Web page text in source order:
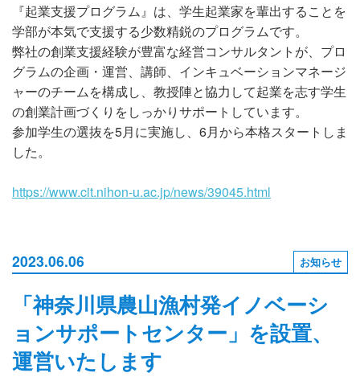
『起業支援プログラム』は、学生起業家を輩出することを
学部が本気で支援する少数精鋭のプログラムです。
弊社の創業支援経験が豊富な経営コンサルタントが、プロ
グラムの企画・運営、講師、インキュベーションマネージ
ャーのチームを構成し、教授陣と協力して起業を志す学生
の創業計画づくりをしっかりサポートしています。
参加学生の選抜を5月に実施し、6月から本格スタートしま
した。
https://www.cit.nihon-u.ac.jp/news/39045.html
2023.06.06 お知らせ
「神奈川県農山漁村発イノベーシ
ョンサポートセンター」を設置、
運営いたします